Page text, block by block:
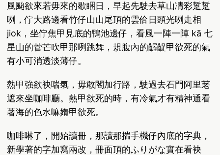
風颱欲來若毋來的歇睏日，早起先駛去草山凊彩踅踅
咧，佇大路邊看竹仔山山尾頂的雲佮日頭光咧走相
jiok，坐佇焦甲見底的鴨池邊仔，看風一陣一陣 kā 七
星山的菅芒吹甲那咧跳舞，規腹內的齷齪甲欲死的氣
有小可消透淡薄仔。
熱甲強欲袂喘氣，毋敢閣加行路，駛過去石門阿里荖
遮來坐咖啡廳。熱甲欲死的時，有冷氣才有精神通看
著海的色水嘛媠甲欲死。
咖啡啉了，開始讀冊，那讀那揣手機仔內底的字典，
新學著的字加寫兩改，冊面頂的ふりがな實在看袂